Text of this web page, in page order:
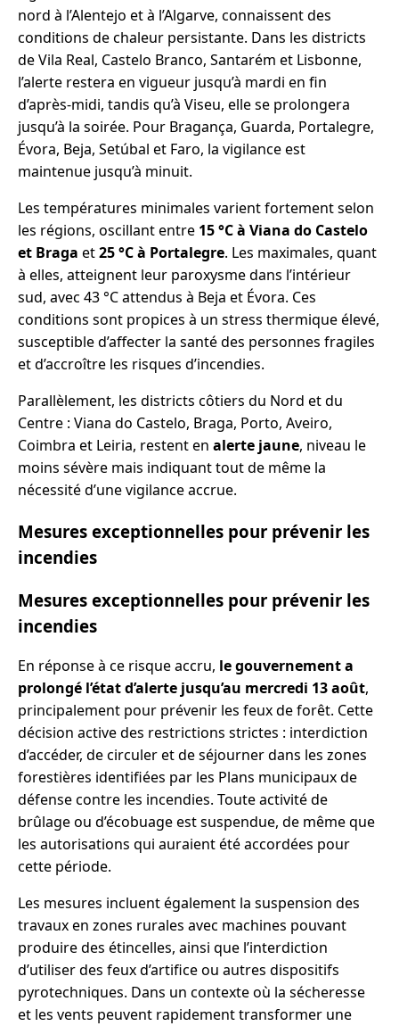
nord à l’Alentejo et à l’Algarve, connaissent des
conditions de chaleur persistante. Dans les districts
de Vila Real, Castelo Branco, Santarém et Lisbonne,
l’alerte restera en vigueur jusqu’à mardi en fin
d’après-midi, tandis qu’à Viseu, elle se prolongera
jusqu’à la soirée. Pour Bragança, Guarda, Portalegre,
Évora, Beja, Setúbal et Faro, la vigilance est
maintenue jusqu’à minuit.
Les températures minimales varient fortement selon
les régions, oscillant entre 15 °C à Viana do Castelo
et Braga et25 °C à Portalegre. Les maximales, quant
à elles, atteignent leur paroxysme dans l’intérieur
sud, avec 43 °C attendus à Beja et Évora. Ces
conditions sont propices à un stress thermique élevé,
susceptible d’affecter la santé des personnes fragiles
et d’accroître les risques d’incendies.
Parallèlement, les districts côtiers du Nord et du
Centre : Viana do Castelo, Braga, Porto, Aveiro,
Coimbra et Leiria, restent en alerte jaune, niveau le
moins sévère mais indiquant tout de même la
nécessité d’une vigilance accrue.
Mesures exceptionnelles pour prévenir les
incendies
Mesures exceptionnelles pour prévenir les
incendies
En réponse à ce risque accru, le gouvernement a
prolongé l’état d’alerte jusqu’au mercredi 13 août,
principalement pour prévenir les feux de forêt. Cette
décision active des restrictions strictes : interdiction
d’accéder, de circuler et de séjourner dans les zones
forestières identifiées par les Plans municipaux de
défense contre les incendies. Toute activité de
brûlage ou d’écobuage est suspendue, de même que
les autorisations qui auraient été accordées pour
cette période.
Les mesures incluent également la suspension des
travaux en zones rurales avec machines pouvant
produire des étincelles, ainsi que l’interdiction
d’utiliser des feux d’artifice ou autres dispositifs
pyrotechniques. Dans un contexte où la sécheresse
et les vents peuvent rapidement transformer une